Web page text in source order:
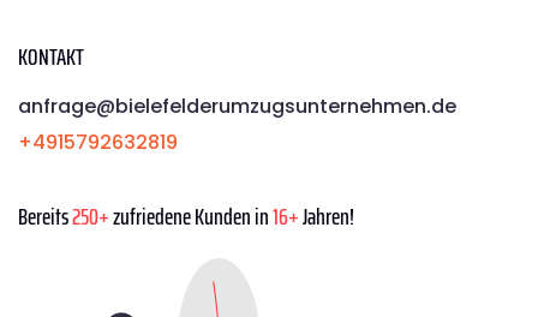
KONTAKT
anfrage@bielefelderumzugsunternehmen.de
+4915792632819
Bereits250+zufriedene Kunden in16+Jahren!